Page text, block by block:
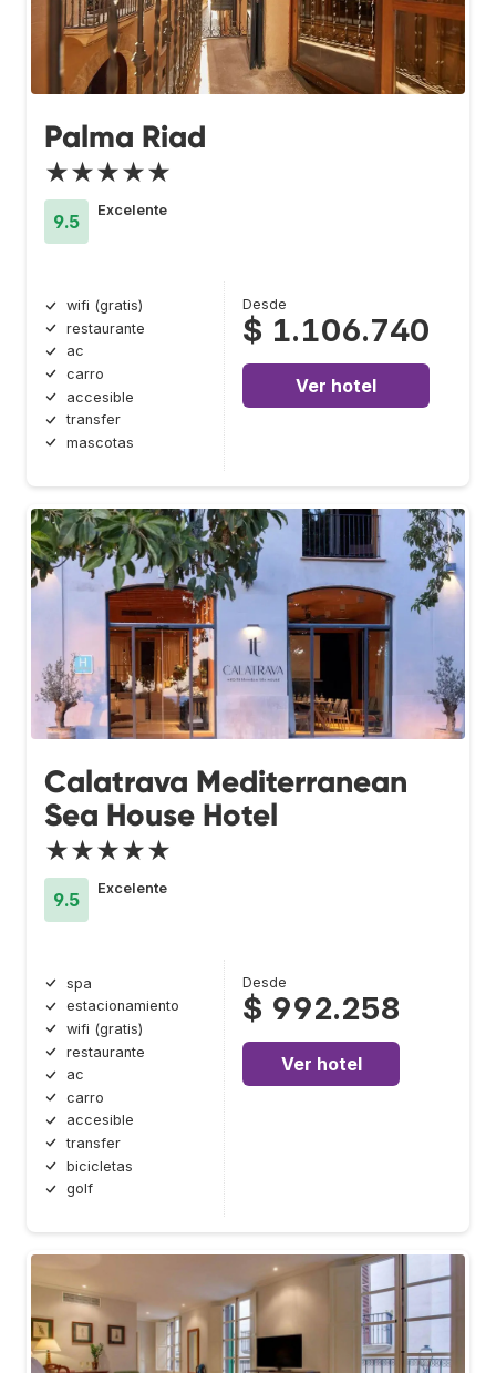
Palma Riad
★★★★★
9.5
Excelente
wifi (gratis)
restaurante
ac
carro
accesible
transfer
mascotas
Desde
$ 1.106.740
Ver hotel
Calatrava Mediterranean
Sea House Hotel
★★★★★
9.5
Excelente
spa
estacionamiento
wifi (gratis)
restaurante
ac
carro
accesible
transfer
bicicletas
golf
Desde
$ 992.258
Ver hotel